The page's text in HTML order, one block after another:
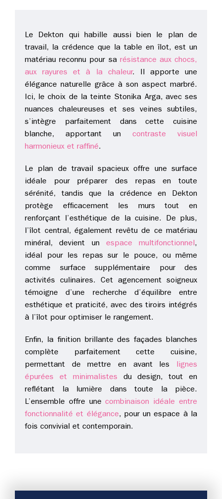
Le Dekton qui habille aussi bien le plan de
travail, la crédence que la table en îlot, est un
matériau reconnu pour sa résistance aux chocs,
aux rayures et à la chaleur. Il apporte une
élégance naturelle grâce à son aspect marbré.
Ici, le choix de la teinte Stonika Arga, avec ses
nuances chaleureuses et ses veines subtiles,
s’intègre parfaitement dans cette cuisine
blanche, apportant un contraste visuel
harmonieux et raffiné.
Le plan de travail spacieux offre une surface
idéale pour préparer des repas en toute
sérénité, tandis que la crédence en Dekton
protège efficacement les murs tout en
renforçant l’esthétique de la cuisine. De plus,
l’îlot central, également revêtu de ce matériau
minéral, devient un espace multifonctionnel,
idéal pour les repas sur le pouce, ou même
comme surface supplémentaire pour des
activités culinaires. Cet agencement soigneux
témoigne d’une recherche d’équilibre entre
esthétique et praticité, avec des tiroirs intégrés
à l’îlot pour optimiser le rangement.
Enfin, la finition brillante des façades blanches
complète parfaitement cette cuisine,
permettant de mettre en avant les lignes
épurées et minimalistes du design, tout en
reflétant la lumière dans toute la pièce.
L’ensemble offre unecombinaison idéale entre
fonctionnalité et élégance, pour un espace à la
fois convivial et contemporain.